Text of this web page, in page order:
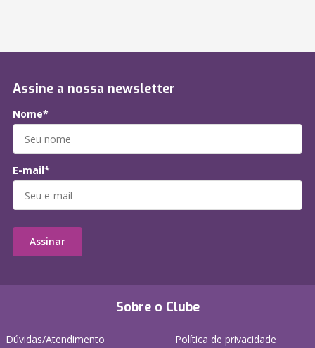
Sobre o Clube
Dúvidas/Atendimento
Política de privacidade
Assine a nossa newsletter
Nome*
E-mail*
Assinar